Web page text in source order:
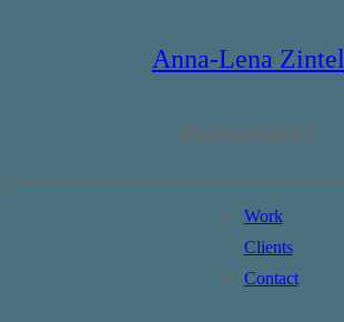
Anna-Lena Zintel
Photography
Work
Clients
Contact